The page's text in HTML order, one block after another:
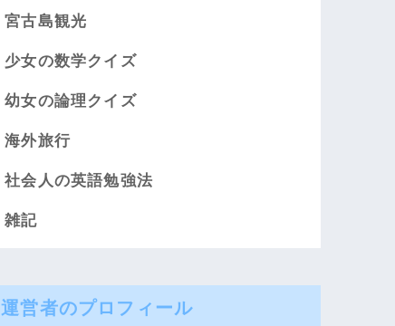
宮古島観光
少女の数学クイズ
幼女の論理クイズ
海外旅行
社会人の英語勉強法
雑記
運営者のプロフィール